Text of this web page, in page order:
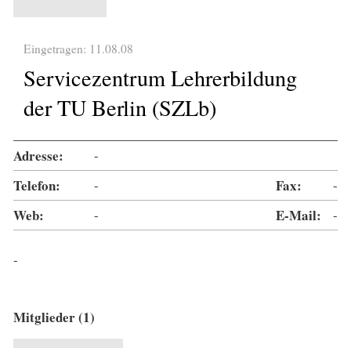
Eingetragen: 11.08.08
Servicezentrum Lehrerbildung
der TU Berlin (SZLb)
Adresse: -
Telefon: - Fax: -
Web: - E-Mail: -
-
Mitglieder (1)